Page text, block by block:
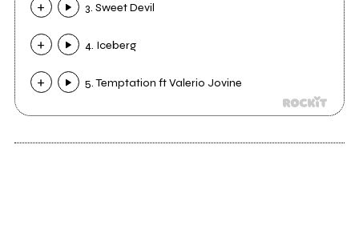
3. Sweet Devil
4. Iceberg
5. Temptation ft Valerio Jovine